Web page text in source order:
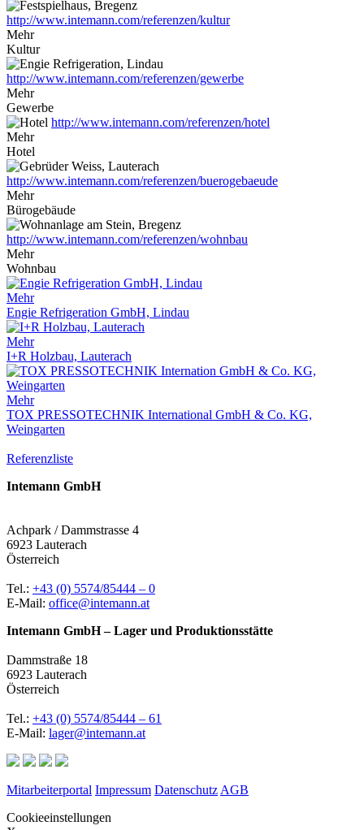
http://www.intemann.com/referenzen/kultur
Mehr
Kultur
http://www.intemann.com/referenzen/gewerbe
Mehr
Gewerbe
http://www.intemann.com/referenzen/hotel
Mehr
Hotel
http://www.intemann.com/referenzen/buerogebaeude
Mehr
Bürogebäude
http://www.intemann.com/referenzen/wohnbau
Mehr
Wohnbau
Mehr
Engie Refrigeration GmbH, Lindau
Mehr
I+R Holzbau, Lauterach
Mehr
TOX PRESSOTECHNIK International GmbH & Co. KG,
Weingarten
Referenzliste
Intemann GmbH
Achpark / Dammstrasse 4
6923 Lauterach
Österreich
Tel.: +43 (0) 5574/85444 – 0
E-Mail: office@intemann.at
Intemann GmbH – Lager und Produktionsstätte
Dammstraße 18
6923 Lauterach
Österreich
Tel.: +43 (0) 5574/85444 – 61
E-Mail: lager@intemann.at
Mitarbeiterportal Impressum Datenschutz AGB
Cookieeinstellungen